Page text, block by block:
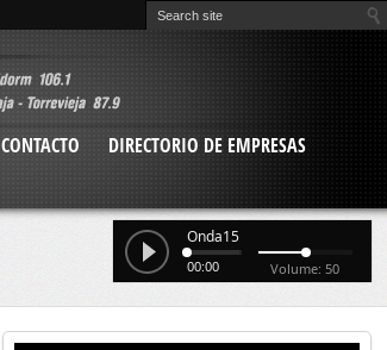
CONTACTO
DIRECTORIO DE EMPRESAS
Onda15
00:00 Volume: 50